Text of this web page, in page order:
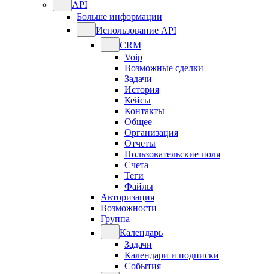
API
Больше информации
Использование API
CRM
Voip
Возможные сделки
Задачи
История
Кейсы
Контакты
Общее
Организация
Отчеты
Пользовательские поля
Счета
Теги
Файлы
Авторизация
Возможности
Группа
Календарь
Задачи
Календари и подписки
События